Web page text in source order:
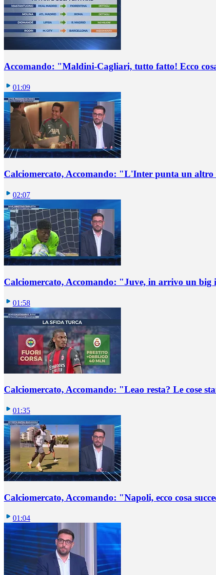
Accomando: "Maldini-Cagliari, tutto fatto! Ecco
01:09
Calciomercato, Accomando: "L'Inter punta un altro
02:07
Calciomercato, Accomando: "Juve, in arrivo un big
01:58
Calciomercato, Accomando: "Leao resta? Le cose
01:35
Calciomercato, Accomando: "Napoli, ecco cosa
01:04